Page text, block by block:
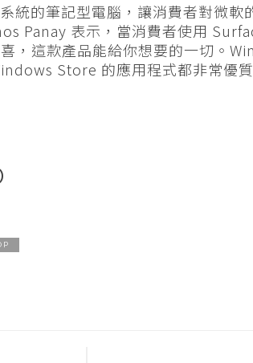
統的筆記型電腦，讓消費者對微軟
Panay 表示，當消費者使用
，這款產品能給你想要的一切。
Store 的應用程式都非常優